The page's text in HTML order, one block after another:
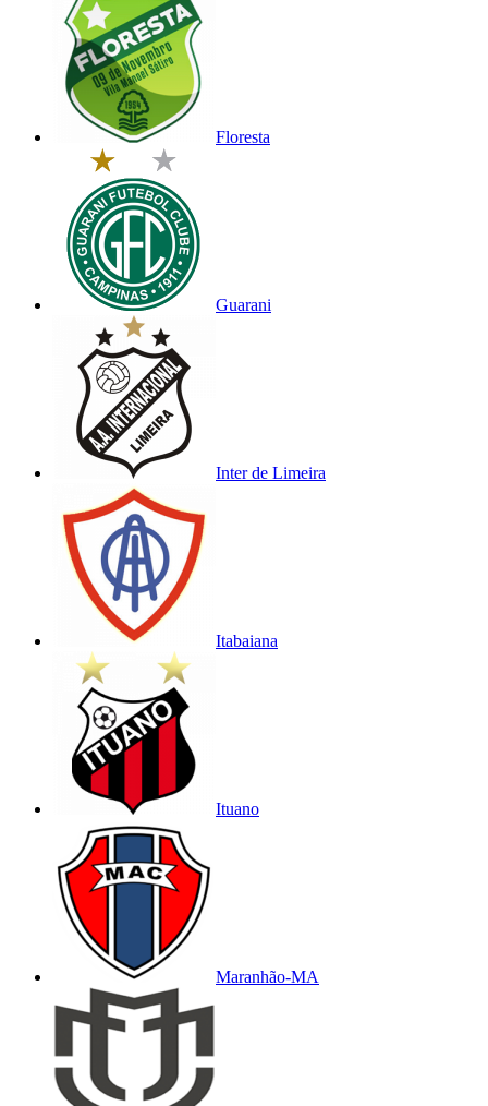
Floresta
Guarani
Inter de Limeira
Itabaiana
Ituano
Maranhão-MA